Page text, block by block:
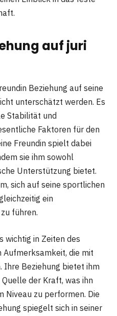
auf juri
Beziehung auf seine
unterschätzt werden. Es
Stabilität und
Faktoren für den
Freundin spielt dabei
sie ihm sowohl
Unterstützung bietet.
sich auf seine sportlichen
ein
führen.
wichtig in Zeiten des
die mit
Ihre Beziehung bietet ihm
der Kraft, was ihn
Niveau zu performen. Die
spiegelt sich in seiner